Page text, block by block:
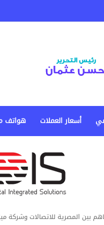
أسعار العملات هواتف
بين المصرية للاتصالات وشركة